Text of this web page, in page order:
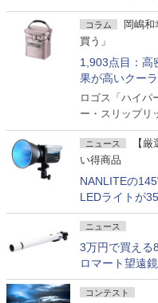
コラム
岡嶋
買う」
1,903点目：高
果が高いクー
ロゴス「ハイパ
ー・スリップリ
ニュース
【
い得商品
NANLITEの
LEDライトが
ニュース
3万円で買える
ロマート望遠鏡
コンテスト